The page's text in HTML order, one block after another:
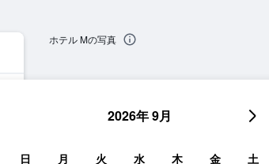
ホテル Mの写真
2026年 9月
日 月 火 水 木 金 土